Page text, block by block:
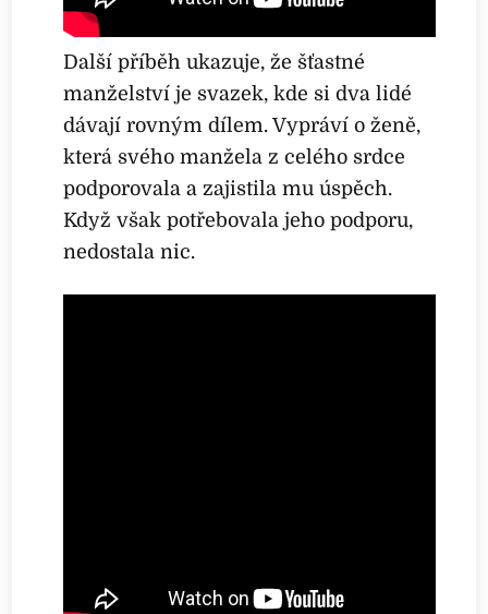
Další příběh ukazuje, že šťastné
manželství je svazek, kde si dva lidé
dávají rovným dílem. Vypráví o ženě,
která svého manžela z celého srdce
podporovala a zajistila mu úspěch.
Když však potřebovala jeho podporu,
nedostala nic.